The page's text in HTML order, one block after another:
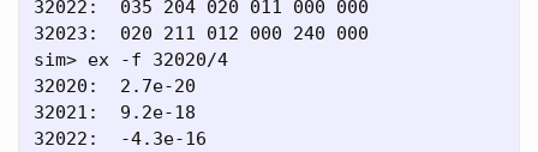
32022:  035 204 020 011 000 000
32023:  020 211 012 000 240 000
sim> ex -f 32020/4
32020:  2.7e-20
32021:  9.2e-18
32022:  -4.3e-16